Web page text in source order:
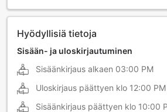
Hyödyllisiä tietoja
Sisään- ja uloskirjautuminen
Sisäänkirjaus alkaen 03:00 PM
Uloskirjaus päättyen klo 12:00 PM
Sisäänkirjaus päättyen klo 10:00